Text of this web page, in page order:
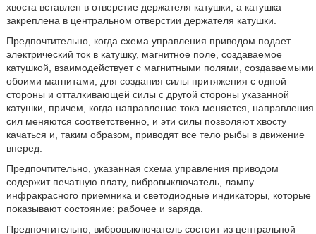
хвоста вставлен в отверстие держателя катушки, а катушка
закреплена в центральном отверстии держателя катушки.
Предпочтительно, когда схема управления приводом подает
электрический ток в катушку, магнитное поле, создаваемое
катушкой, взаимодействует с магнитными полями, создаваемыми
обоими магнитами, для создания силы притяжения с одной
стороны и отталкивающей силы с другой стороны указанной
катушки, причем, когда направление тока меняется, направления
сил меняются соответственно, и эти силы позволяют хвосту
качаться и, таким образом, приводят все тело рыбы в движение
вперед.
Предпочтительно, указанная схема управления приводом
содержит печатную плату, вибровыключатель, лампу
инфракрасного приемника и светодиодные индикаторы, которые
показывают состояние: рабочее и заряда.
Предпочтительно, вибровыключатель состоит из центральной